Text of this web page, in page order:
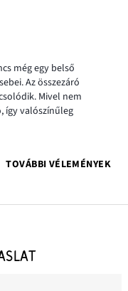
még egy belső
Az összezáró
Mivel nem
így valószínűleg
TOVÁBBI VÉLEMÉNYEK